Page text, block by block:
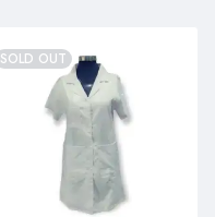
SOLD OUT